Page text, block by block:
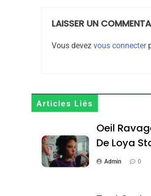
LAISSER UN
Vous devez vous connecter
Articles Liés
Oeil
De Loya
Admin 0
Terroir